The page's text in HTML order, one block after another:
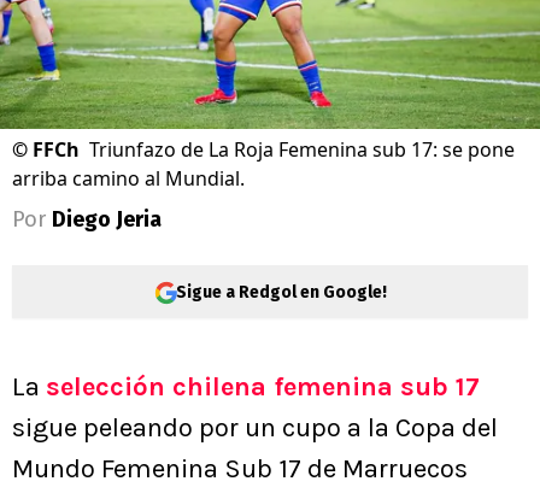
© FFCh Triunfazo de La Roja Femenina sub 17: se pone
arriba camino al Mundial.
Por Diego Jeria
Sigue a Redgol en Google!
La selección chilena femenina sub 17
sigue peleando por un cupo a la Copa del
Mundo Femenina Sub 17 de Marruecos